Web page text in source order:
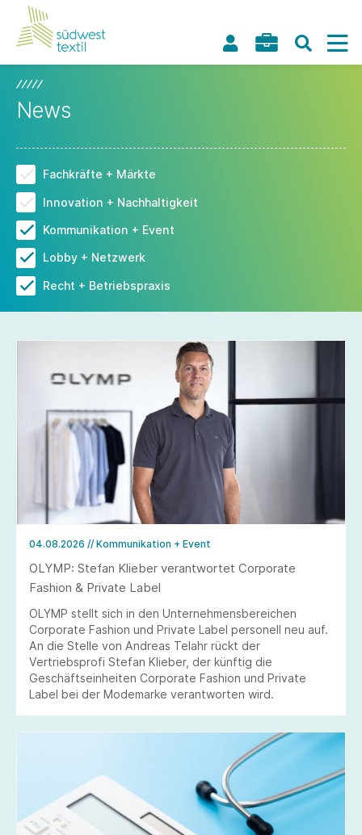
News
Fachkräfte + Märkte
Innovation + Nachhaltigkeit
Kommunikation + Event
Lobby + Netzwerk
Recht + Betriebspraxis
04.08.2026 // Kommunikation + Event
OLYMP: Stefan Klieber verantwortet Corporate
Fashion & Private Label
OLYMP stellt sich in den Unternehmensbereichen
Corporate Fashion und Private Label personell neu auf.
An die Stelle von Andreas Telahr rückt der
Vertriebsprofi Stefan Klieber, der künftig die
Geschäftseinheiten Corporate Fashion und Private
Label bei der Modemarke verantworten wird.